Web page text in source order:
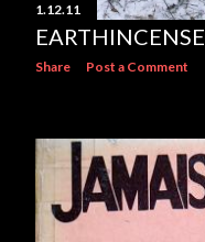
1.12.11
EARTHINCENSE
Share Post a Comment